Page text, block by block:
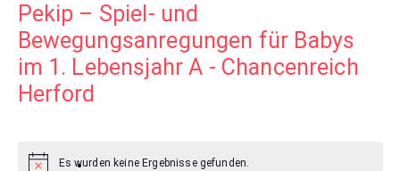
Pekip – Spiel- und
Bewegungsanregungen für Babys
im 1. Lebensjahr A - Chancenreich
Herford
Es wurden keine Ergebnisse gefunden.